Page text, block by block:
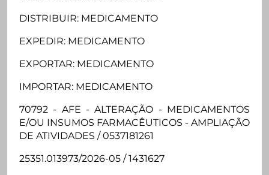
DISTRIBUIR: MEDICAMENTO
EXPEDIR: MEDICAMENTO
EXPORTAR: MEDICAMENTO
IMPORTAR: MEDICAMENTO
70792 - AFE - ALTERAÇÃO - MEDICAMENTOS
E/OU INSUMOS FARMACÊUTICOS - AMPLIAÇÃO
DE ATIVIDADES / 0537181261
25351.013973/2026-05 / 1431627